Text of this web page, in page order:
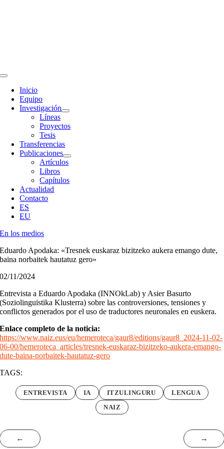
Toggle
Navigation
Inicio
Equipo
Investigación
Líneas
Proyectos
Tesis
Transferencias
Publicaciones
Artículos
Libros
Capítulos
Actualidad
Contacto
ES
EU
En los medios
Eduardo Apodaka: «Tresnek euskaraz bizitzeko aukera emango dute,
baina norbaitek hautatuz gero»
02/11/2024
Entrevista a Eduardo Apodaka (INNOkLab) y Asier Basurto
(Soziolinguistika Klusterra) sobre las controversiones, tensiones y
conflictos generados por el uso de traductores neuronales en euskera.
Enlace completo de la noticia:
https://www.naiz.eus/eu/hemeroteca/gaur8/editions/gaur8_2024-11-02-
06-00/hemeroteca_articles/tresnek-euskaraz-bizitzeko-aukera-emango-
dute-baina-norbaitek-hautatuz-gero
TAGS:
ENTREVISTA IA ITZULINGURU
LENGUA
NAIZ